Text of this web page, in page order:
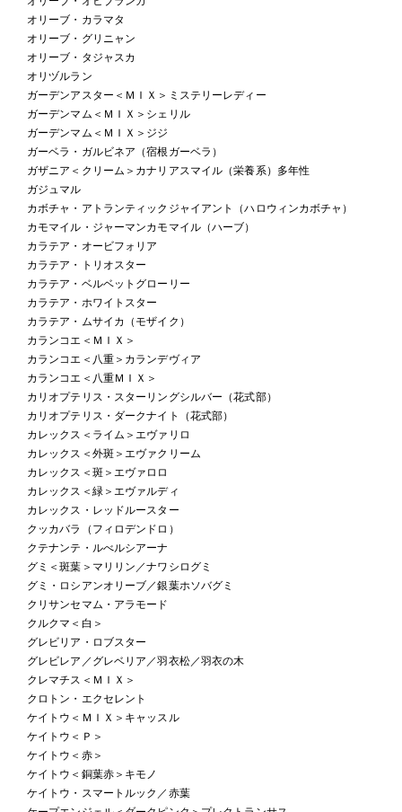
オリーブ・カラマタ
オリーブ・グリニャン
オリーブ・タジャスカ
オリヅルラン
ガーデンアスター＜ＭＩＸ＞ミステリーレディー
ガーデンマム＜ＭＩＸ＞シェリル
ガーデンマム＜ＭＩＸ＞ジジ
ガーベラ・ガルビネア（宿根ガーベラ）
ガザニア＜クリーム＞カナリアスマイル（栄養系）多年性
ガジュマル
カボチャ・アトランティックジャイアント（ハロウィンカボチャ）
カモマイル・ジャーマンカモマイル（ハーブ）
カラテア・オービフォリア
カラテア・トリオスター
カラテア・ベルベットグローリー
カラテア・ホワイトスター
カラテア・ムサイカ（モザイク）
カランコエ＜ＭＩＸ＞
カランコエ＜八重＞カランデヴィア
カランコエ＜八重ＭＩＸ＞
カリオプテリス・スターリングシルバー（花式部）
カリオプテリス・ダークナイト（花式部）
カレックス＜ライム＞エヴァリロ
カレックス＜外斑＞エヴァクリーム
カレックス＜斑＞エヴァロロ
カレックス＜緑＞エヴァルディ
カレックス・レッドルースター
クッカバラ（フィロデンドロ）
クテナンテ・ルべルシアーナ
グミ＜斑葉＞マリリン／ナワシログミ
グミ・ロシアンオリーブ／銀葉ホソバグミ
クリサンセマム・アラモード
クルクマ＜白＞
グレビリア・ロブスター
グレビレア／グレベリア／羽衣松／羽衣の木
クレマチス＜ＭＩＸ＞
クロトン・エクセレント
ケイトウ＜ＭＩＸ＞キャッスル
ケイトウ＜Ｐ＞
ケイトウ＜赤＞
ケイトウ＜銅葉赤＞キモノ
ケイトウ・スマートルック／赤葉